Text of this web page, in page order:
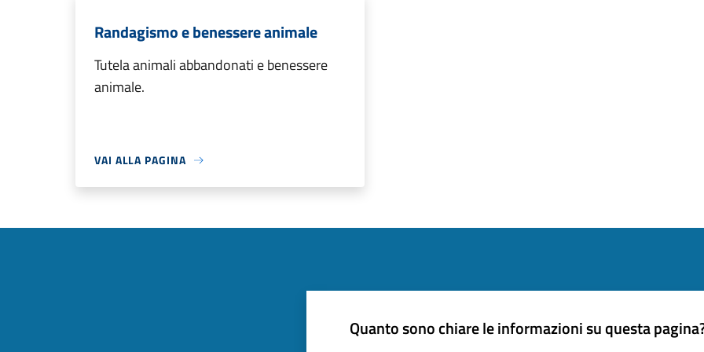
Randagismo e benessere animale
Tutela animali abbandonati e benessere
animale.
VAI ALLA PAGINA
Quanto sono chiare le informazioni su questa